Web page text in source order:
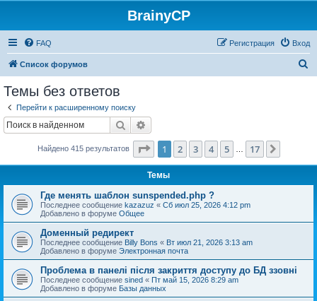
BrainyCP
FAQ Вход
Регистрация
Список форумов
Темы без ответов
Перейти к расширенному поиску
Поиск
Найдено 415 результатов Страница из 17
1 2 3 4 5 17
Темы
Где менять шаблон sunspended.php ?
Последнее сообщение kazazuz « Сб июл 25, 2026 4:12 pm
Добавлено в форуме Общее
Доменный редирект
Последнее сообщение Billy Bons « Вт июл 21, 2026 3:13 am
Добавлено в форуме Электронная почта
Проблема в панелі після закриття доступу до БД ззовні
Последнее сообщение sined « Пт май 15, 2026 8:29 am
Добавлено в форуме Базы данных